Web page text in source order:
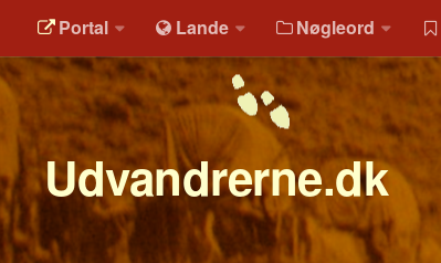
Portal Lande Nøgleord
Udvandrerne.dk